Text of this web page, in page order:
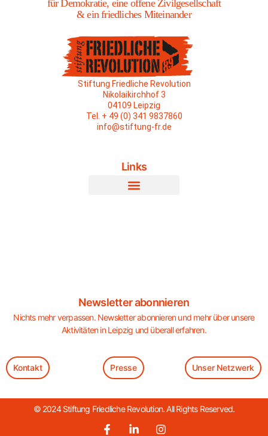
für Demokratie, eine offene Zivilgesellschaft
& ein friedliches Miteinander
Stiftung Friedliche Revolution
Nikolaikirchhof 3
04109 Leipzig
Tel. + 49 (0) 341 9837860
info@stiftung-fr.de
Links
Newsletter abonnieren
Nichts mehr verpassen. Newsletter abonnieren und mehr über unsere
Aktivitäten in Leipzig und überall erfahren.
Kontakt Presse Unser Netzwerk
© 2024 Stiftung Friedliche Revolution. All Rights Reserved.